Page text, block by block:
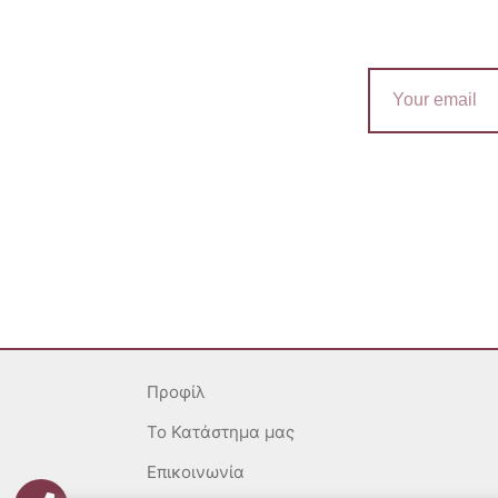
Προφίλ
To Κατάστημα μας
Επικοινωνία